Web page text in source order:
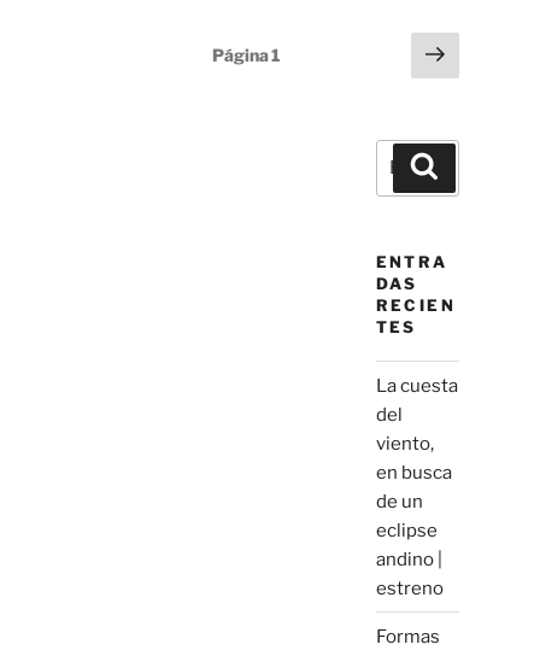
Página1
Página
Buscar
ENTRA
DAS
RECIEN
TES
La cuesta
del
viento,
en busca
de un
eclipse
andino |
estreno
Formas